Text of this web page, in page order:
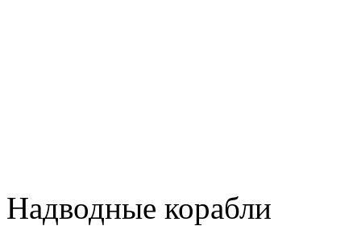
Надводные корабли